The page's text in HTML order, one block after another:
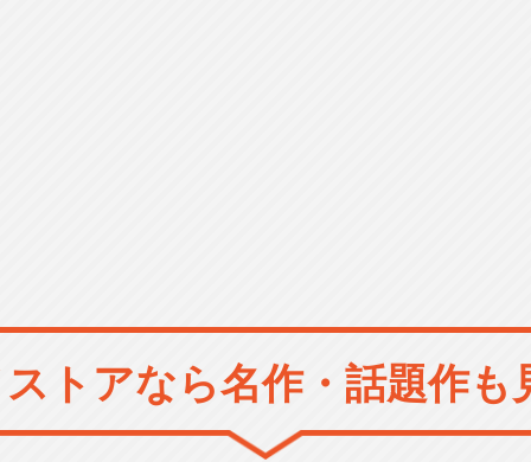
トアなら名作・話題作も